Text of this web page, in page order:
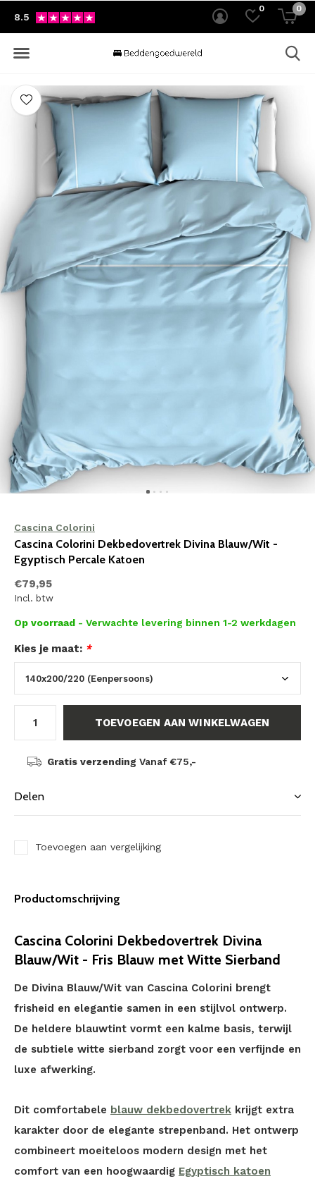
0 0
8.5
Cascina Colorini
Cascina Colorini Dekbedovertrek Divina Blauw/Wit -
Egyptisch Percale Katoen
€79,95
Incl. btw
Op voorraad - Verwachte levering binnen 1-2 werkdagen
Kies je maat: *
TOEVOEGEN AAN WINKELWAGEN
Gratis verzending Vanaf €75,-
Delen
Toevoegen aan vergelijking
Productomschrijving
Cascina Colorini Dekbedovertrek Divina
Blauw/Wit - Fris Blauw met Witte Sierband
De Divina Blauw/Wit van Cascina Colorini brengt
frisheid en elegantie samen in een stijlvol ontwerp.
De heldere blauwtint vormt een kalme basis, terwijl
de subtiele witte sierband zorgt voor een verfijnde en
luxe afwerking.
Dit comfortabele blauw dekbedovertrek krijgt extra
karakter door de elegante strepenband. Het ontwerp
combineert moeiteloos modern design met het
comfort van een hoogwaardig Egyptisch katoen